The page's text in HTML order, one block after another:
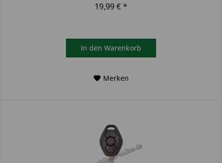
19,99 € *
In den Warenkorb
Merken